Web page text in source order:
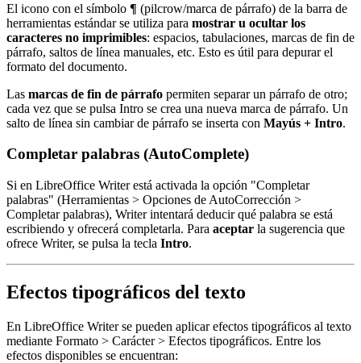
El icono con el símbolo ¶ (pilcrow/marca de párrafo) de la barra de
herramientas estándar se utiliza para mostrar u ocultar los
caracteres no imprimibles: espacios, tabulaciones, marcas de fin de
párrafo, saltos de línea manuales, etc. Esto es útil para depurar el
formato del documento.
Las marcas de fin de párrafo permiten separar un párrafo de otro;
cada vez que se pulsa Intro se crea una nueva marca de párrafo. Un
salto de línea sin cambiar de párrafo se inserta con Mayús + Intro.
Completar palabras (AutoComplete)
Si en LibreOffice Writer está activada la opción "Completar
palabras" (Herramientas > Opciones de AutoCorrección >
Completar palabras), Writer intentará deducir qué palabra se está
escribiendo y ofrecerá completarla. Para aceptar la sugerencia que
ofrece Writer, se pulsa la tecla Intro.
Efectos tipográficos del texto
En LibreOffice Writer se pueden aplicar efectos tipográficos al texto
mediante Formato > Carácter > Efectos tipográficos. Entre los
efectos disponibles se encuentran: